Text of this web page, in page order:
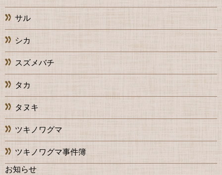
サル
シカ
スズメバチ
タカ
タヌキ
ツキノワグマ
ツキノワグマ事件簿
お知らせ